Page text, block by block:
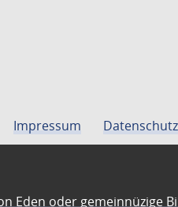
Impressum Datenschutz
Eden oder gemeinnüzige